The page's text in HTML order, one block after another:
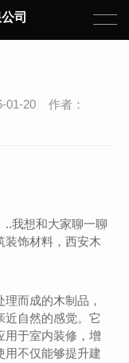
司
01-20 作者：
..我想和大家聊一聊
装饰材料，西安木
而成的木制品，
近自然的感觉。它
用于室内装修，增
用不仅能够提升建